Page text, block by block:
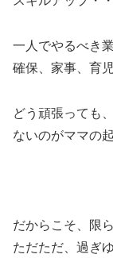
一人でやるべき
確保、家事、育
どう頑張っても
ないのがママの
だからこそ、限
ただただ、過ぎ